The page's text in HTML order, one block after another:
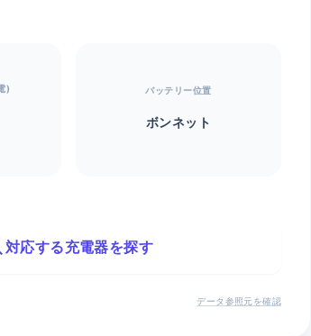
) バッテリー位置
ボンネット
対応する充電器を探す
データ参照元を確認